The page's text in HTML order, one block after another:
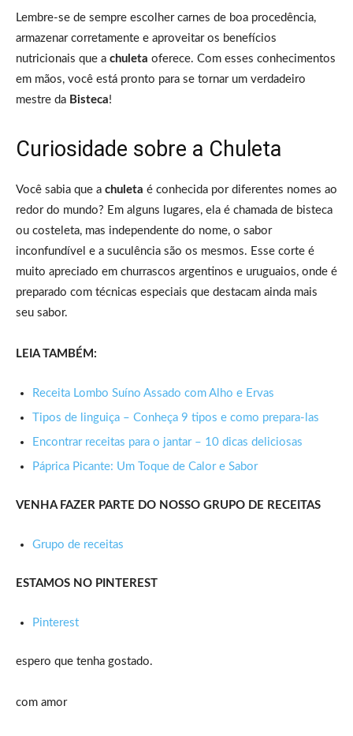
Lembre-se de sempre escolher carnes de boa procedência,
armazenar corretamente e aproveitar os benefícios
nutricionais que a chuleta oferece. Com esses conhecimentos
em mãos, você está pronto para se tornar um verdadeiro
mestre da Bisteca!
Curiosidade sobre a Chuleta
Você sabia que a chuleta é conhecida por diferentes nomes ao
redor do mundo? Em alguns lugares, ela é chamada de bisteca
ou costeleta, mas independente do nome, o sabor
inconfundível e a suculência são os mesmos. Esse corte é
muito apreciado em churrascos argentinos e uruguaios, onde é
preparado com técnicas especiais que destacam ainda mais
seu sabor.
LEIA TAMBÉM:
Receita Lombo Suíno Assado com Alho e Ervas
Tipos de linguiça – Conheça 9 tipos e como prepara-las
Encontrar receitas para o jantar – 10 dicas deliciosas
Páprica Picante: Um Toque de Calor e Sabor
VENHA FAZER PARTE DO NOSSO GRUPO DE RECEITAS
Grupo de receitas
ESTAMOS NO PINTEREST
Pinterest
espero que tenha gostado.
com amor